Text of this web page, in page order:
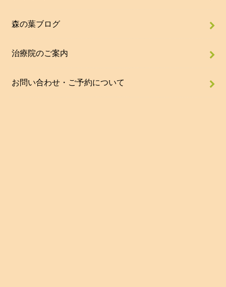
森の葉ブログ
治療院のご案内
お問い合わせ・ご予約について